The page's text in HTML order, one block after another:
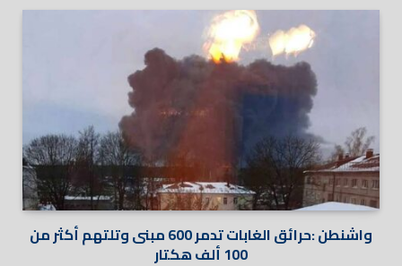
واشنطن :حرائق الغابات تدمر 600 مبنى وتلتهم أكثر من
100 ألف هكتار